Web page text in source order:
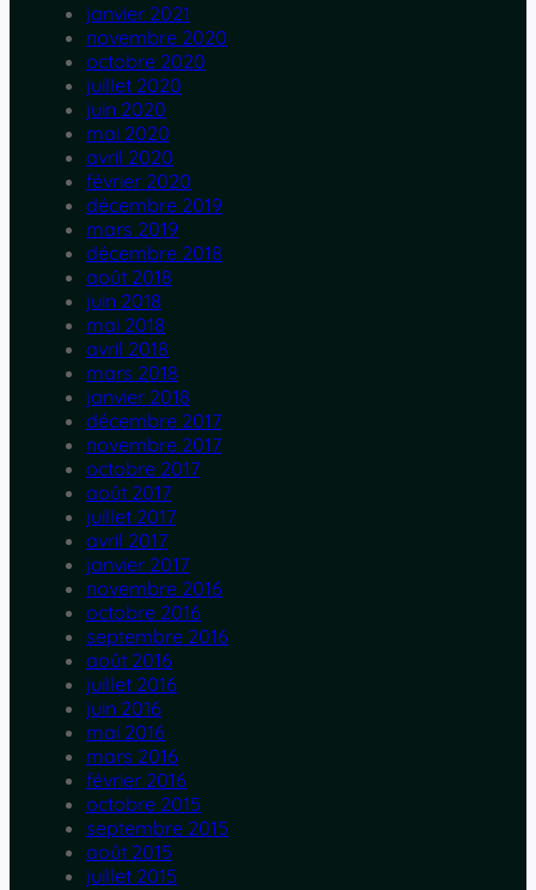
janvier 2021
novembre 2020
octobre 2020
juillet 2020
juin 2020
mai 2020
avril 2020
février 2020
décembre 2019
mars 2019
décembre 2018
août 2018
juin 2018
mai 2018
avril 2018
mars 2018
janvier 2018
décembre 2017
novembre 2017
octobre 2017
août 2017
juillet 2017
avril 2017
janvier 2017
novembre 2016
octobre 2016
septembre 2016
août 2016
juillet 2016
juin 2016
mai 2016
mars 2016
février 2016
octobre 2015
septembre 2015
août 2015
juillet 2015